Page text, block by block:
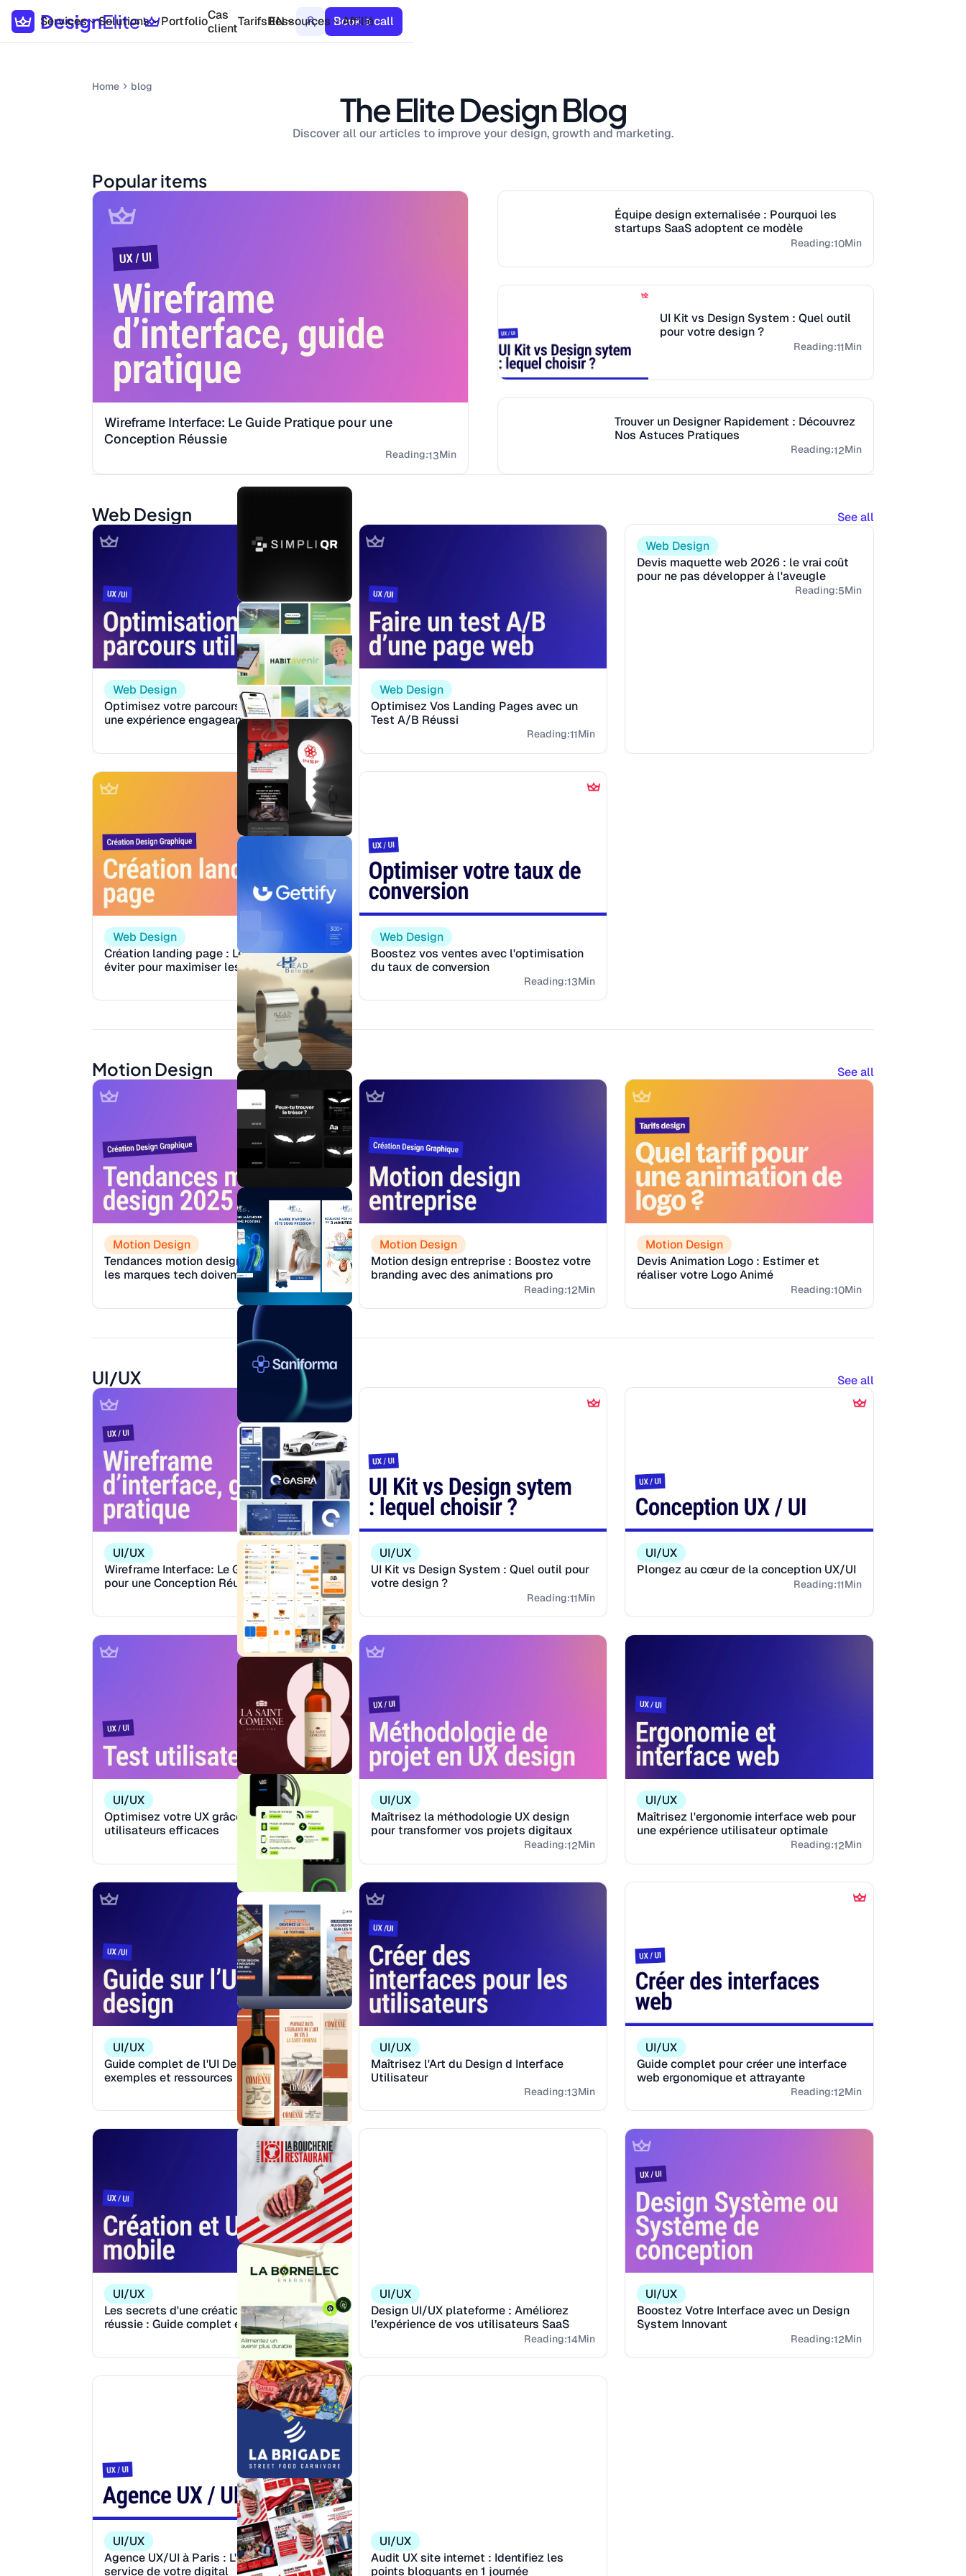
Services Solutions PortfolioCas
clientTarifsRessources Affilié
EN Book a call
Home blog
The Elite Design Blog
Discover all our articles to improve your design, growth and marketing.
Popular items
Wireframe Interface: Le Guide Pratique pour une
Conception Réussie
Reading:13Min
Équipe design externalisée : Pourquoi les
startups SaaS adoptent ce modèle
Reading:10Min
UI Kit vs Design System : Quel outil
pour votre design ?
Reading:11Min
Trouver un Designer Rapidement : Découvrez
Nos Astuces Pratiques
Reading:12Min
Web Design See all
Web Design
Optimisez votre parcours utilisateur pour
une expérience engageante
Reading: 14Min
Web Design
Optimisez Vos Landing Pages avec un
Test A/B Réussi
Reading:11Min
Web Design
Devis maquette web 2026 : le vrai coût
pour ne pas développer à l'aveugle
Reading:5Min
Web Design
Création landing page : Les 5 erreurs à
éviter pour maximiser les conversions
Reading:11Min
Web Design
Boostez vos ventes avec l'optimisation
du taux de conversion
Reading:13Min
Motion Design See all
Motion Design
Tendances motion design 2025 : Ce que
les marques tech doivent adopter
Reading:12Min
Motion Design
Motion design entreprise : Boostez votre
branding avec des animations pro
Reading:12Min
Motion Design
Devis Animation Logo : Estimer et
réaliser votre Logo Animé
Reading:10Min
UI/UX See all
UI/UX
Wireframe Interface: Le Guide Pratique
pour une Conception Réussie
Reading:13Min
UI/UX
UI Kit vs Design System : Quel outil pour
votre design ?
Reading:11Min
UI/UX
Plongez au cœur de la conception UX/UI
Reading:11Min
UI/UX
Optimisez votre UX grâce aux tests
utilisateurs efficaces
Reading:13Min
UI/UX
Maîtrisez la méthodologie UX design
pour transformer vos projets digitaux
Reading:12Min
UI/UX
Maîtrisez l'ergonomie interface web pour
une expérience utilisateur optimale
Reading:12Min
UI/UX
Guide complet de l'UI Design : concepts,
exemples et ressources
Reading:13Min
UI/UX
Maîtrisez l'Art du Design d Interface
Utilisateur
Reading:13Min
UI/UX
Guide complet pour créer une interface
web ergonomique et attrayante
Reading:12Min
UI/UX
Les secrets d'une création UI mobile
réussie : Guide complet en 6 étapes
Reading:12Min
UI/UX
Design UI/UX plateforme : Améliorez
l’expérience de vos utilisateurs SaaS
Reading:14Min
UI/UX
Boostez Votre Interface avec un Design
System Innovant
Reading:12Min
UI/UX
Agence UX/UI à Paris : L'excellence au
service de votre digital
UI/UX
Audit UX site internet : Identifiez les
points bloquants en 1 journée